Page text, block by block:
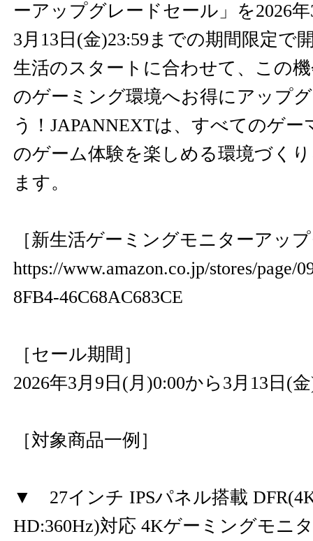
ーアップグレードセール」を2026
3月13日(金)23:59までの期間限定で
生活のスタートに合わせて、この
のゲーミング環境へお得にアップ
う！JAPANNEXTは、すべてのゲー
のゲーム体験を楽しめる環境づく
ます。
［新生活ゲーミングモニターアッ
https://www.amazon.co.jp/stores/page/
8FB4-46C68AC683CE
［セール期間］
2026年3月9日(月)0:00から3月13日(
［対象商品一例］
▼ 27インチ IPSパネル搭載
HD:360Hz)対応 4Kゲーミングモニ